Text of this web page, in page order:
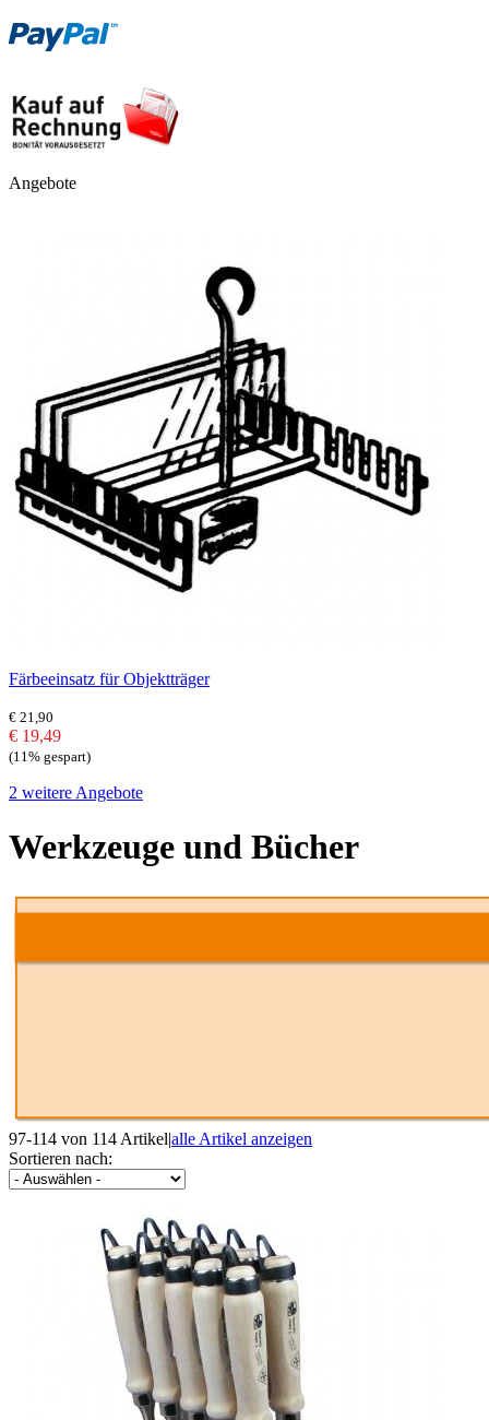
Angebote
Färbeeinsatz für Objektträger
€ 21,90
€ 19,49
(11% gespart)
2 weitere Angebote
Werkzeuge und Bücher
97-114 von 114 Artikel|alle Artikel anzeigen
Sortieren nach: